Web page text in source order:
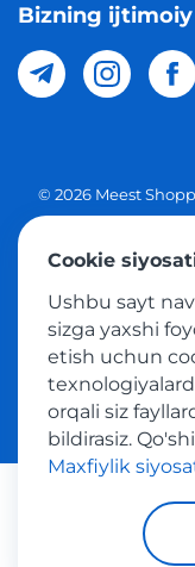
Bizning
© 2026 Meest
Tovar sotib
Cookie
Ushbu sayt
sizga yaxshi
etish uchun
orqali siz
bildirasiz.
Maxfiylik